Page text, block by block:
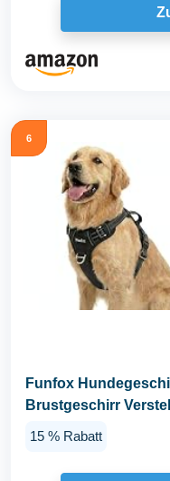
6
Funfox
Brustgeschirr
15 % Rabatt